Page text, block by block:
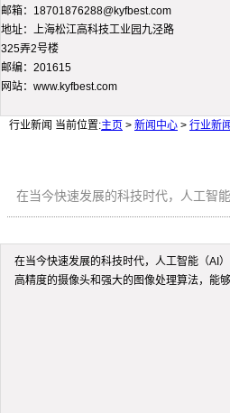
邮箱：18701876288@kyfbest.com
地址：上海松江高科技工业园九泾路
325弄2号楼
邮编：201615
网站：www.kyfbest.com
行业新闻 当前位置:主页 > 新闻中心 > 行业新闻
在当今快速发展的科技时代，人工智
在当今快速发展的科技时代，人工智能（AI
高精度的摄像头和强大的图像处理算法，能